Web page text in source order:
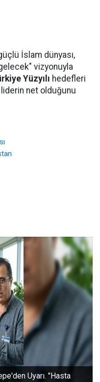
İslam dünyası,
vizyonuyla
Yüzyılı hedefleri
net olduğunu